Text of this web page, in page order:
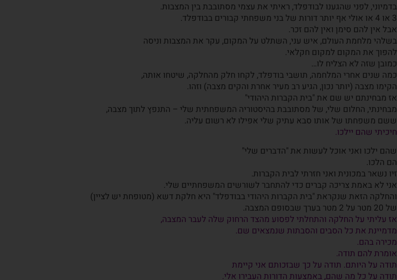
בדמיוני, לפני שהגענו לבודפלד, ראיתי את עצמי מסתובבת בין המצבות.
3 או 4 או אולי אף יותר דורות של בני משפחתי קבורים בבודפלד.
אבל אין להם סימן ואין להם זכר.
בשלהי מלחמת העולם, איש עני, השתלט על המקום, עקר את המצבות וניסה
להפוך את המקום למקום חקלאי.
כמובן שזה לא הצליח לו…
כמה שנים אחרי המלחמה, תושבי בודפלד, לקחו חלק מהחלקה, שיטחו אותה,
הקימו מצבה (יותר נכון, הגיע רב מעיר אחרת והקים מצבה) וזהו.
אז מבחינתם יש שם את "בית הקברות היהודי"
מבחינתי, החלום שלי, של מסתובבת בהיסטוריה המשפחתית שלי – התנפץ לתוך מצבה,
ששם משפחתו של אותו סבא עתיק שלי אפילו לא רשום עליה.
חיכיתי שהם יילכו.
שהם ילכו ואני אוכל לעשות את "הדברים שלי"
הם הלכו.
זיו נשאר במכונית ואני חזרתי לבית הקברות.
אני לא באמת צריכה קברים כדי להתחבר לשורשים המשפחתיים שלי.
והחלקה הזאת שנקראת "בית הקברות היהודי בבודפלד" היא חלקת דשא (מטופחת יש לציין)
של 20 מטר על 2 מטר בערך שבסופם המצבה.
אז עליתי על החלקה והתחלתי לפסוע מהצד הרחוק שלה לעבר המצבה,
מדמיינת את כל הסבים והסבתות שנמצאים שם.
מכירה בהם.
אומרת להם תודה.
תודה על היותם. תודה על כך שבזכותם אני קיימת
תודה על כל מה שהם, באמצעות הדורות העבירו אלי.